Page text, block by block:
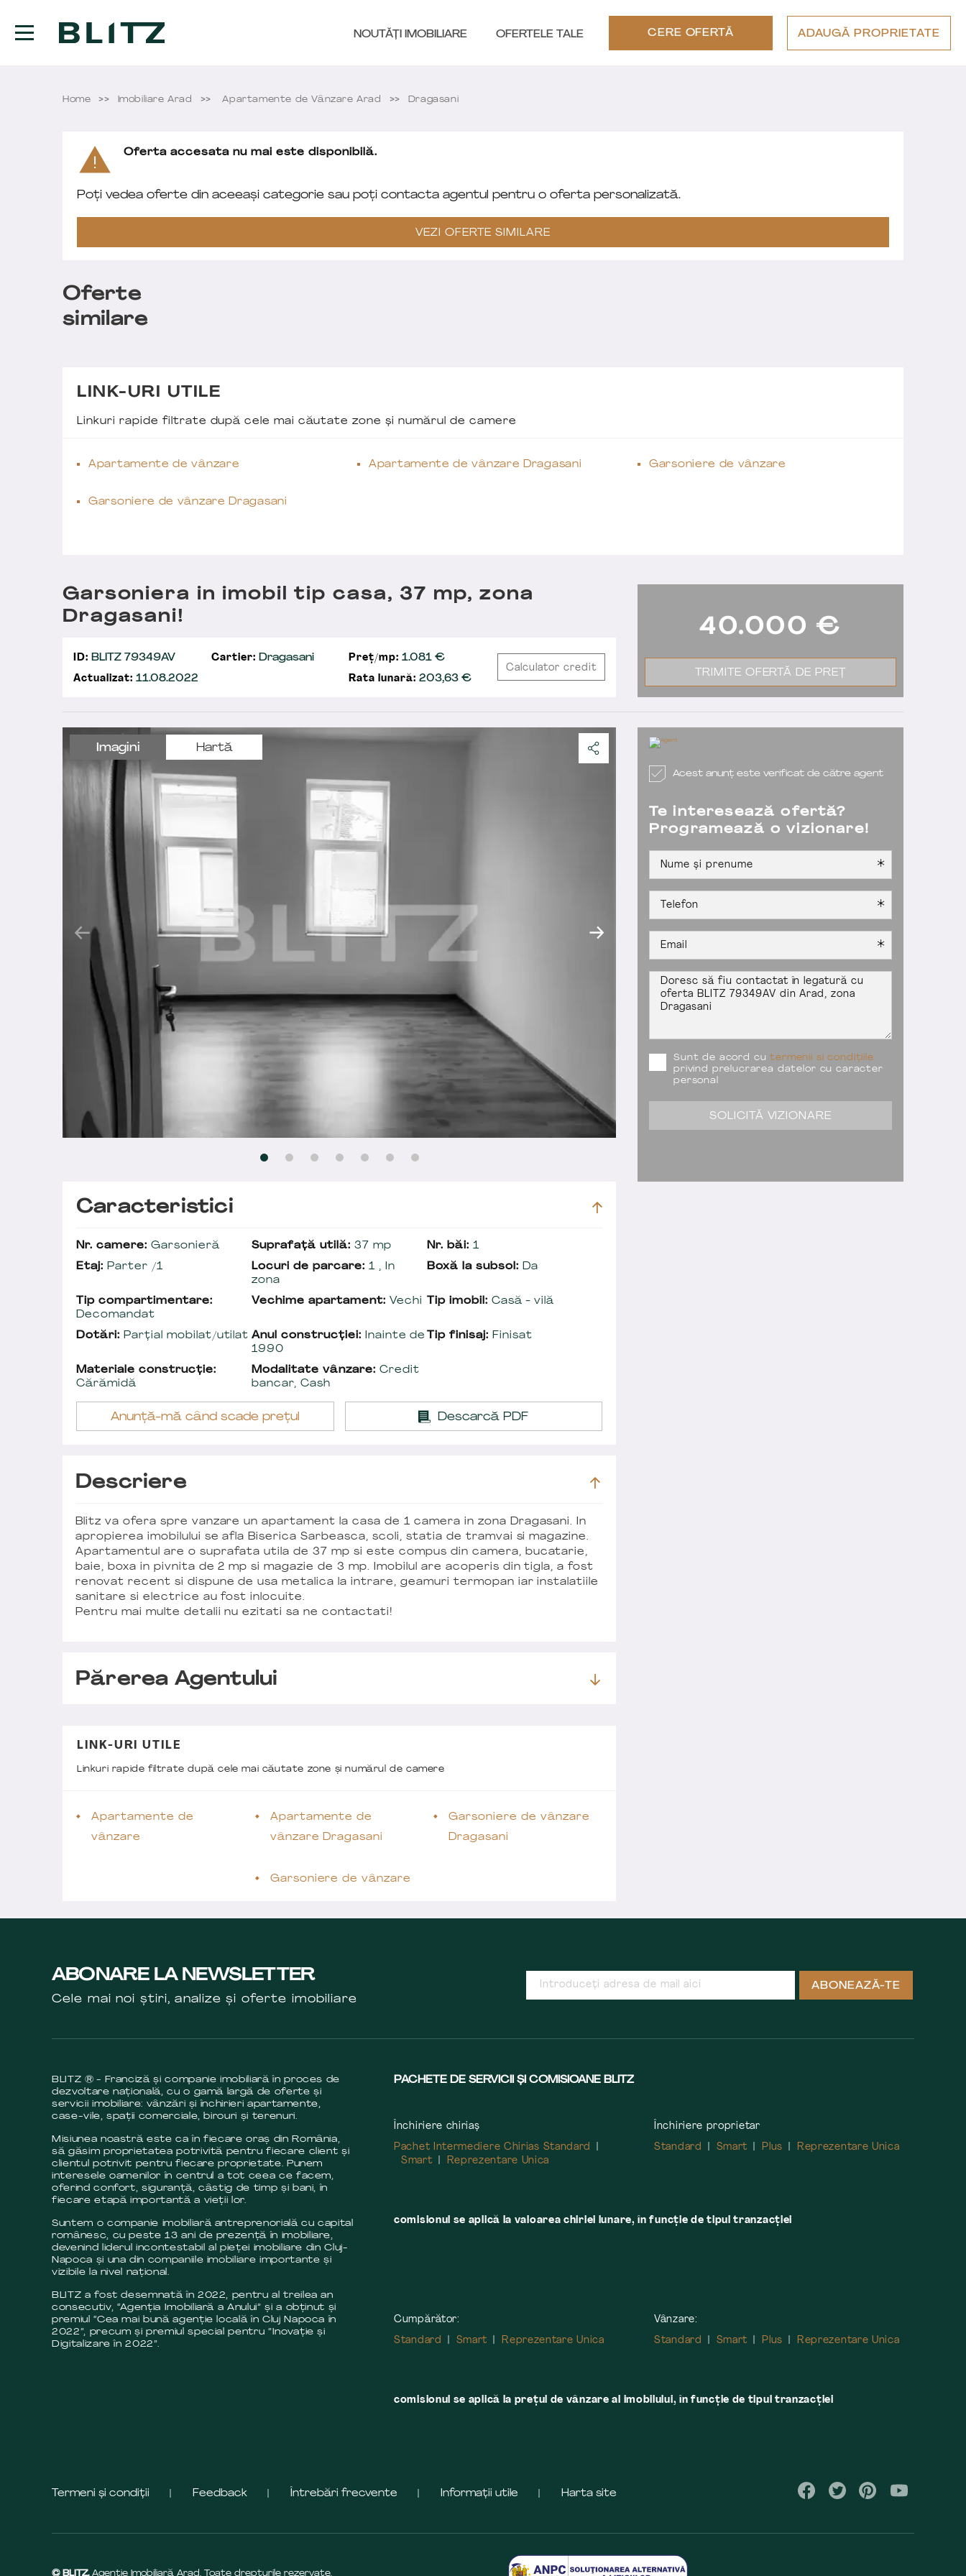
NOUTĂȚI IMOBILIARE OFERTELE TALE CERE OFERTĂ ADAUGĂ PROPRIETATE
Home Imobiliare Arad Apartamente de Vânzare Arad Dragasani
Oferta accesata nu mai este disponibilă.
Poți vedea oferte din aceeași categorie sau poți contacta agentul pentru o oferta personalizată.
VEZI OFERTE SIMILARE
Oferte
similare
LINK-URI UTILE
Linkuri rapide filtrate după cele mai căutate zone și numărul de camere
Apartamente de vânzare Apartamente de vânzare Dragasani Garsoniere de vânzare
Garsoniere de vânzare Dragasani
Imagini Hartă
Garsoniera in imobil tip casa, 37 mp, zona
Dragasani!
ID: BLITZ 79349AV Cartier: Dragasani Preț/mp: 1.081 €
Actualizat: 11.08.2022 Rata lunară:203,63 €
Calculator credit
Acest anunț este verificat de către agent
Te interesează ofertă?
Programează o vizionare!
Sunt de acord cutermenii si condițiile
privind prelucrarea datelor cu caracter
personal
SOLICITĂ VIZIONARE
40.000 €
TRIMITE OFERTĂ DE PREȚ
Caracteristici
Nr. camere: Garsonieră Suprafață utilă: 37 mp Nr. băi: 1
Etaj: Parter /1 Locuri de parcare: 1 , In
zona
Boxă la subsol: Da
Tip compartimentare:
Decomandat
Vechime apartament: Vechi Tip imobil: Casă - vilă
Dotări: Parțial mobilat/utilat Anul construcției: Inainte de
1990
Tip finisaj: Finisat
Materiale construcție:
Cărămidă
Modalitate vânzare: Credit
bancar, Cash
Anunță-mă când scade prețul Descarcă PDF
Descriere
Blitz va ofera spre vanzare un apartament la casa de 1 camera in zona Dragasani. In
apropierea imobilului se afla Biserica Sarbeasca, scoli, statia de tramvai si magazine.
Apartamentul are o suprafata utila de 37 mp si este compus din camera, bucatarie,
baie, boxa in pivnita de 2 mp si magazie de 3 mp. Imobilul are acoperis din tigla, a fost
renovat recent si dispune de usa metalica la intrare, geamuri termopan iar instalatiile
sanitare si electrice au fost inlocuite.
Pentru mai multe detalii nu ezitati sa ne contactati!
Părerea Agentului
LINK-URI UTILE
Linkuri rapide filtrate după cele mai căutate zone și numărul de camere
Apartamente de
vânzare
Apartamente de
vânzare Dragasani
Garsoniere de vânzare
Garsoniere de vânzare
Dragasani
ABONARE LA NEWSLETTER
Cele mai noi știri, analize și oferte imobiliare
ABONEAZĂ-TE
BLITZ ® - Franciză și companie imobiliară în proces de
dezvoltare națională, cu o gamă largă de oferte și
servicii imobiliare: vânzări și închirieri apartamente,
case-vile, spații comerciale, birouri și terenuri.
Misiunea noastră este ca în fiecare oraș din România,
să găsim proprietatea potrivită pentru fiecare client și
clientul potrivit pentru fiecare proprietate. Punem
interesele oamenilor în centrul a tot ceea ce facem,
oferind confort, siguranță, câstig de timp și bani, în
fiecare etapă importantă a vieții lor.
Suntem o companie imobiliară antreprenorială cu capital
românesc, cu peste 13 ani de prezență în imobiliare,
devenind liderul incontestabil al pieței imobiliare din Cluj-
Napoca și una din companiile imobiliare importante și
vizibile la nivel național.
BLITZ a fost desemnată în 2022, pentru al treilea an
consecutiv, “Agenția Imobiliară a Anului” și a obținut și
premiul “Cea mai bună agenție locală în Cluj Napoca în
2022”, precum și premiul special pentru ”Inovație și
Digitalizare în 2022”.
PACHETE DE SERVICII ȘI COMISIOANE BLITZ
Închiriere chiriaș
Pachet Intermediere Chirias Standard
Smart
Reprezentare Unica
Închiriere proprietar
Standard
Smart Plus Reprezentare Unica
comisionul se aplică la valoarea chiriei lunare, în funcție de tipul tranzacției
Cumpărător:
Standard
Smart Reprezentare Unica
Vânzare:
Standard
Smart Plus Reprezentare Unica
comisionul se aplică la preţul de vânzare al imobilului, în funcţie de tipul tranzacţiei
Termeni și condiții Feedback Întrebări frecvente Informații utile Harta site
© BLITZ. Agenție Imobiliară Arad. Toate drepturile rezervate.